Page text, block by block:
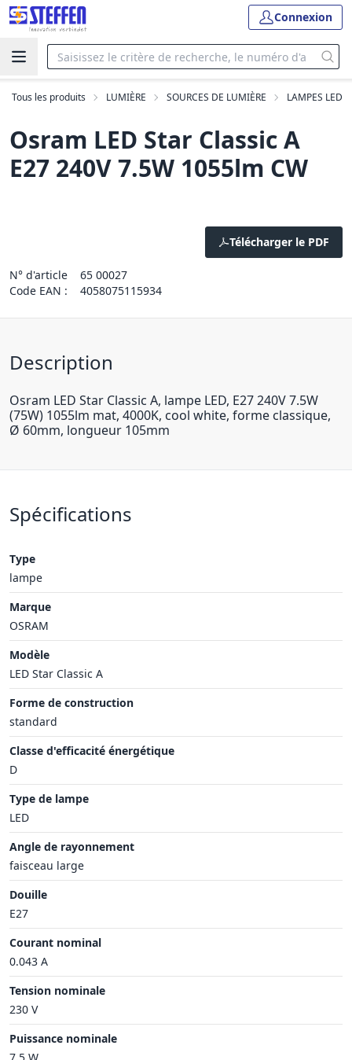
Connexion
Tous les produits LUMIÈRE SOURCES DE LUMIÈRE LAMPES LED
Osram LED Star Classic A
E27 240V 7.5W 1055lm CW
Télécharger le PDF
N° d'article
65 00027
Code EAN :
4058075115934
Description
Osram LED Star Classic A, lampe LED, E27 240V 7.5W
(75W) 1055lm mat, 4000K, cool white, forme classique,
Ø 60mm, longueur 105mm
Spécifications
Type
lampe
Marque
OSRAM
Modèle
LED Star Classic A
Forme de construction
standard
Classe d'efficacité énergétique
D
Type de lampe
LED
Angle de rayonnement
faisceau large
Douille
E27
Courant nominal
0.043 A
Tension nominale
230 V
Puissance nominale